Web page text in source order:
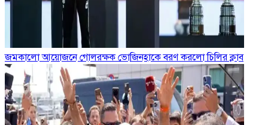
জমকালো আয়োজনে গোলরক্ষক ভোজিনহাকে বরণ করলো চিলির ক্লাব